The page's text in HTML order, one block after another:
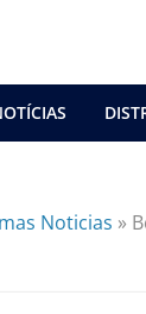
Noticias »